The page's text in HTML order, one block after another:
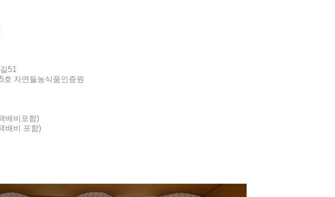
51
호 자연들농식품인증원
배비포함)
배비 포함)